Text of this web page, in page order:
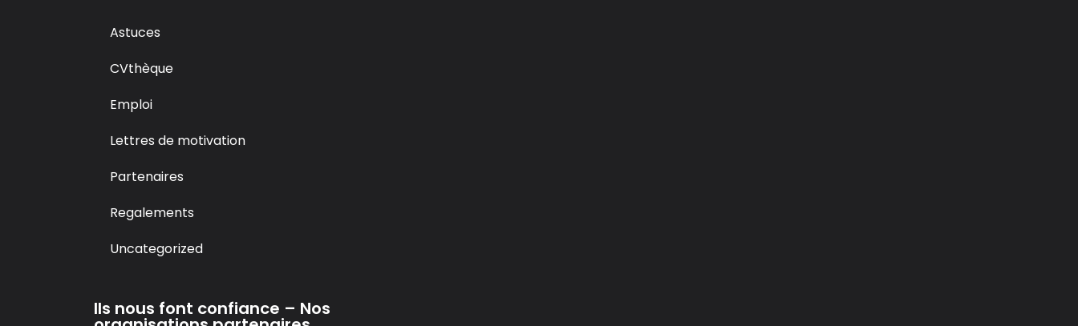
Astuces
CVthèque
Emploi
Lettres de motivation
Partenaires
Regalements
Uncategorized
Ils nous font confiance – Nos